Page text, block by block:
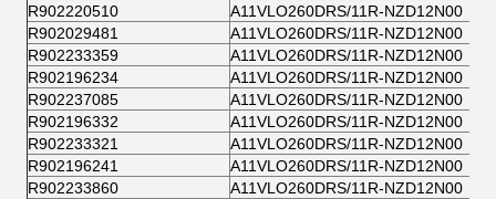
R902220510
A11VLO260DRS/11R-NZD12N00
R902029481
A11VLO260DRS/11R-NZD12N00
R902233359
A11VLO260DRS/11R-NZD12N00
R902196234
A11VLO260DRS/11R-NZD12N00
R902237085
A11VLO260DRS/11R-NZD12N00
R902196332
A11VLO260DRS/11R-NZD12N00
R902233321
A11VLO260DRS/11R-NZD12N00
R902196241
A11VLO260DRS/11R-NZD12N00
R902233860
A11VLO260DRS/11R-NZD12N00